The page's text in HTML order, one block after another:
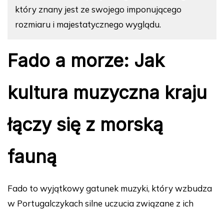
który znany jest ze swojego imponującego
rozmiaru i majestatycznego wyglądu.
Fado a morze: Jak
kultura muzyczna kraju
łączy się z morską
fauną
Fado to wyjątkowy gatunek muzyki, który wzbudza
w Portugalczykach silne uczucia związane z ich